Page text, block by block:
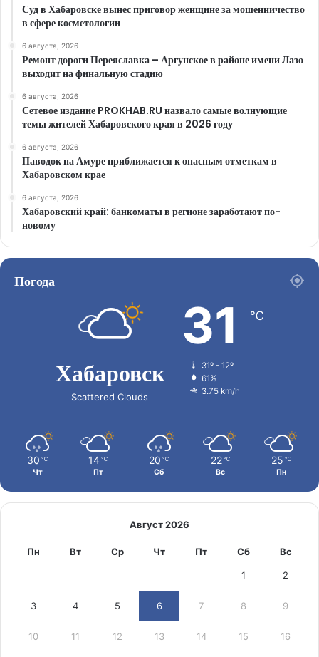
Суд в Хабаровске вынес приговор женщине за мошенничество
в сфере косметологии
6 августа, 2026
Ремонт дороги Переяславка – Аргунское в районе имени Лазо
выходит на финальную стадию
6 августа, 2026
Сетевое издание PROKHAB.RU назвало самые волнующие
темы жителей Хабаровского края в 2026 году
6 августа, 2026
Паводок на Амуре приближается к опасным отметкам в
Хабаровском крае
6 августа, 2026
Хабаровский край: банкоматы в регионе заработают по-
новому
Погода
Хабаровск
Scattered Clouds
31 ℃
31º - 12º
61%
3.75 km/h
30 ℃
Чт
14 ℃
Пт
20 ℃
Сб
22 ℃
Вс
25 ℃
Пн
Август 2026
Пн Вт Ср Чт Пт Сб Вс
1 2
3 4 5 6 7 8 9
10 11 12 13 14 15 16